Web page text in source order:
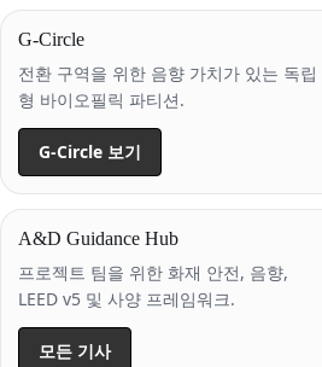
G-Circle
전환 구역을 위한 음향 가치가 있는 독립
형 바이오필릭 파티션.
G-Circle 보기
A&D Guidance Hub
프로젝트 팀을 위한 화재 안전, 음향,
LEED v5 및 사양 프레임워크.
모든 기사